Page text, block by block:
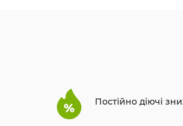
Постійно діючі